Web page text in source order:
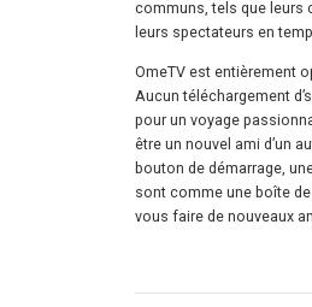
communs, tels que leurs
leurs spectateurs en
OmeTV est entièrement
Aucun téléchargement
pour un voyage
être un nouvel ami d’un
bouton de démarrage,
sont comme une boîte
vous faire de nouveaux